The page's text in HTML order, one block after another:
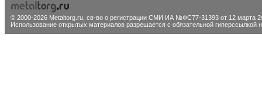
© 2000-2026 Metaltorg.ru, св-во о регистрации СМИ ИА №ФС77-31393 от 12 марта
Использование открытых материалов разрешается с обязательной гиперссылкой